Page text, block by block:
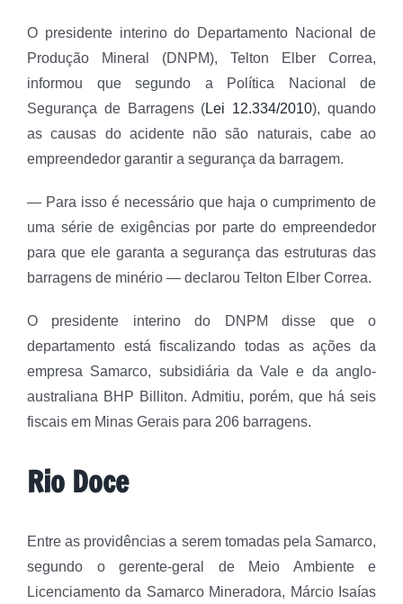
O presidente interino do Departamento Nacional de
Produção Mineral (DNPM), Telton Elber Correa,
informou que segundo a Política Nacional de
Segurança de Barragens (Lei 12.334/2010), quando
as causas do acidente não são naturais, cabe ao
empreendedor garantir a segurança da barragem.
— Para isso é necessário que haja o cumprimento de
uma série de exigências por parte do empreendedor
para que ele garanta a segurança das estruturas das
barragens de minério — declarou Telton Elber Correa.
O presidente interino do DNPM disse que o
departamento está fiscalizando todas as ações da
empresa Samarco, subsidiária da Vale e da anglo-
australiana BHP Billiton. Admitiu, porém, que há seis
fiscais em Minas Gerais para 206 barragens.
Rio Doce
Entre as providências a serem tomadas pela Samarco,
segundo o gerente-geral de Meio Ambiente e
Licenciamento da Samarco Mineradora, Márcio Isaías